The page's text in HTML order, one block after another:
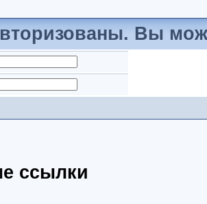
Вы
ссылки